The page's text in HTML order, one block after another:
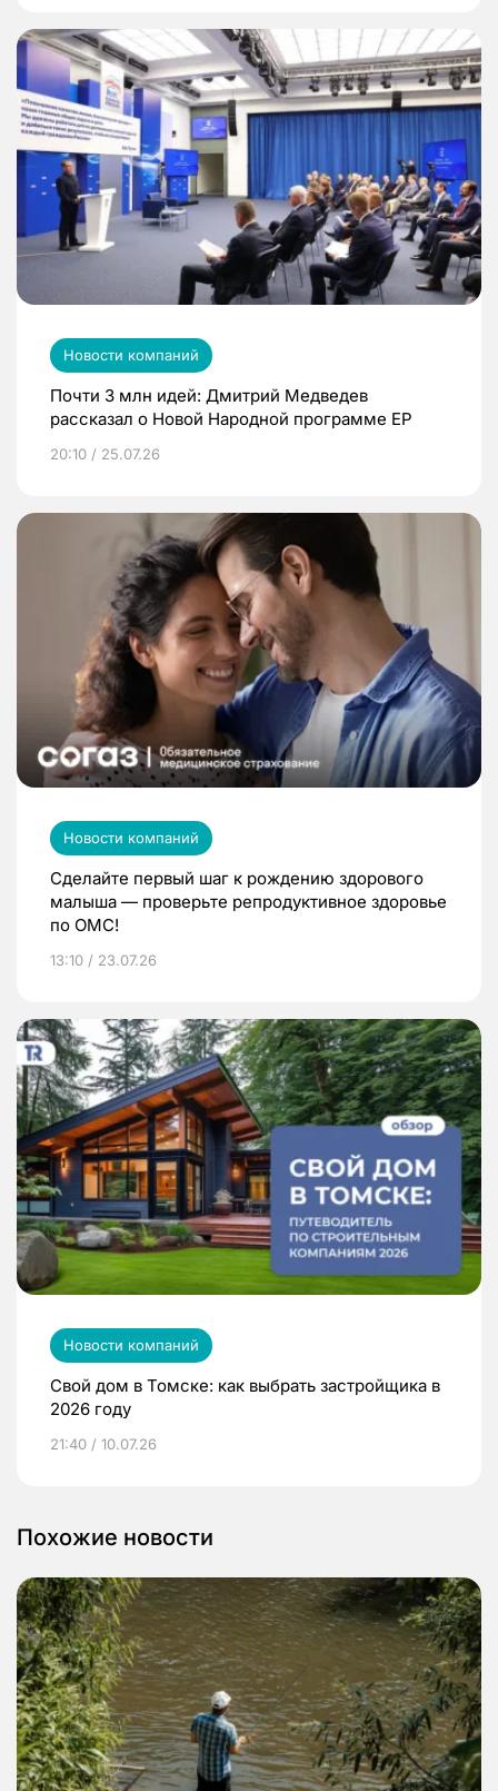
Новости компаний
Почти 3 млн идей: Дмитрий Медведев
рассказал о Новой Народной программе ЕР
20:10 / 25.07.26
Новости компаний
Сделайте первый шаг к рождению здорового
малыша — проверьте репродуктивное здоровье
по ОМС!
13:10 / 23.07.26
Новости компаний
Свой дом в Томске: как выбрать застройщика в
2026 году
21:40 / 10.07.26
Похожие новости